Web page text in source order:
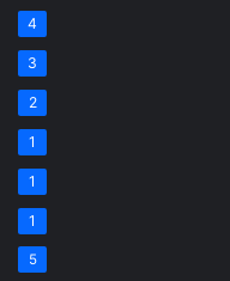
4
3
2
1
1
1
5